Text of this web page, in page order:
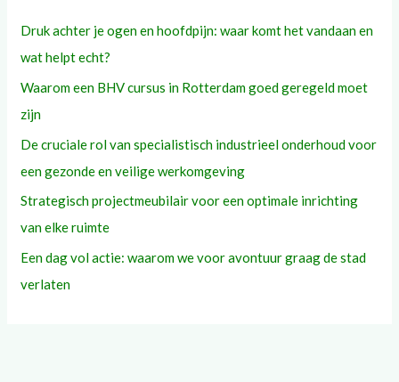
Druk achter je ogen en hoofdpijn: waar komt het vandaan en
wat helpt echt?
Waarom een BHV cursus in Rotterdam goed geregeld moet
zijn
De cruciale rol van specialistisch industrieel onderhoud voor
een gezonde en veilige werkomgeving
Strategisch projectmeubilair voor een optimale inrichting
van elke ruimte
Een dag vol actie: waarom we voor avontuur graag de stad
verlaten